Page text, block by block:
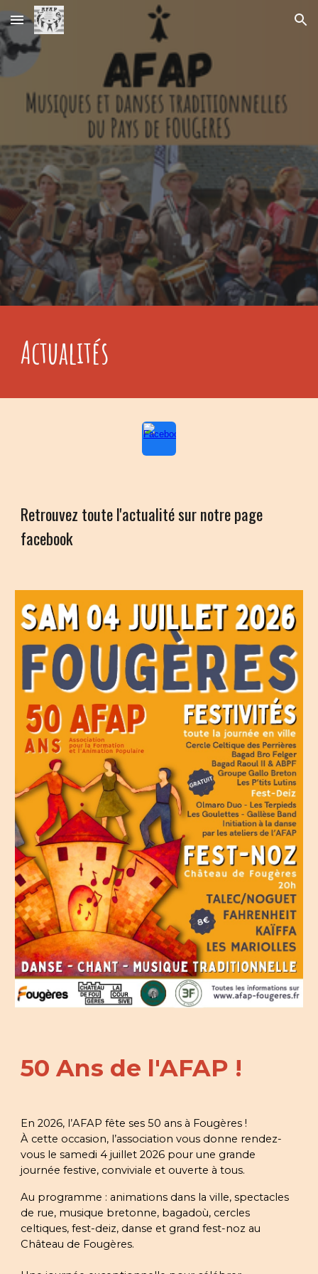
Skip to main content Skip to navigation
Actualités
Retrouvez toute l'actualité sur notre page
facebook
50 Ans de l'AFAP !
En 2026, l’AFAP fête ses 50 ans à Fougères !
À cette occasion, l’association vous donne rendez-
vous lesamedi 4 juillet 2026 pour une grande
journée festive, conviviale et ouverte à tous.
Au programme : animations dans la ville, spectacles
de rue, musique bretonne, bagadoù, cercles
celtiques, fest-deiz, danse et grand fest-noz au
Château de Fougères.